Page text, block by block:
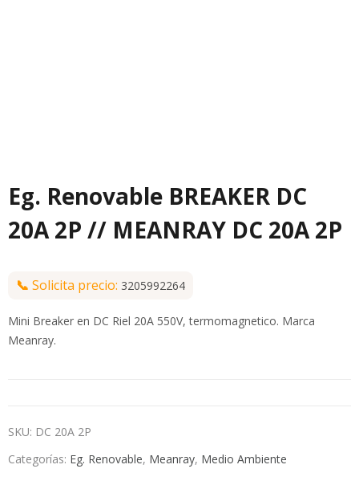
Eg. Renovable BREAKER DC
20A 2P // MEANRAY DC 20A 2P
📞 Solicita precio: 3205992264
Mini Breaker en DC Riel 20A 550V, termomagnetico. Marca
Meanray.
SKU: DC 20A 2P
Categorías: Eg. Renovable, Meanray, Medio Ambiente